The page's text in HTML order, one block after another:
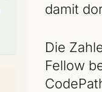
damit
Die
Fellow